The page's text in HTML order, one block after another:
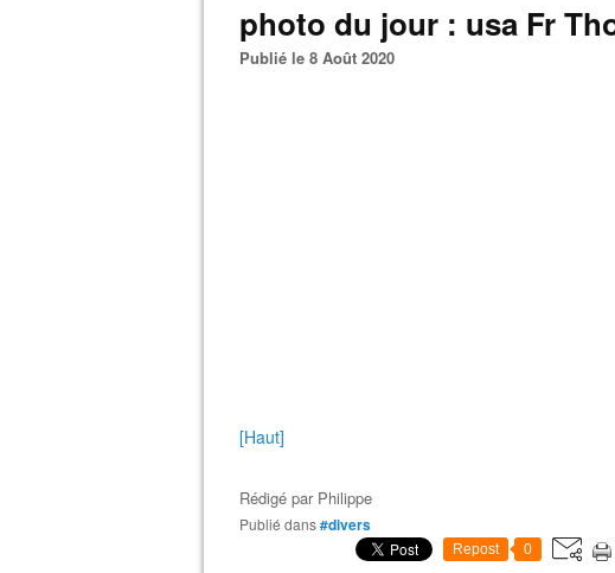
photo du jour : usa Fr
Publié le 8 Août 2020
[Haut]
Rédigé par Philippe
Publié dans#divers
Repost 0